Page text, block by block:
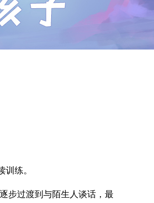
练。
步过渡到与陌生人谈话，最